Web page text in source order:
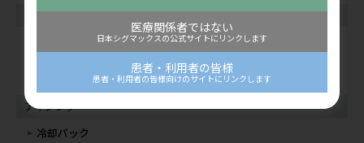
サポーター
上肢用サポーター
体幹用サポーター
アイシング
冷却パック
医療関係者ではない
日本シグマックスの公式サイトにリンクします
患者・利用者の皆様
患者・利用者の皆様向けのサイトにリンクします